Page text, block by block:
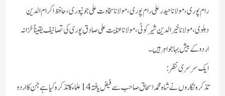
رام پوری، مولانا حیدر علی رام پوری، مولانا سخاوت علی جونپوری، حافظ اکرام الدین
دہلوی، مولانا خیر الدین شیرکوٹی،مولانا عنایت علی صادق پوری کی تصانیف یقیناً خزانہ
اردو کے بیش بہا جواہر ہیں ۔
ایک سرسری نظر :
تذکرہ نگاروں نے شاہ محمد اسحاق صاحب سے فیض یافتہ 14 علماء کا تذکرہ کیا ہے جن کا اردو